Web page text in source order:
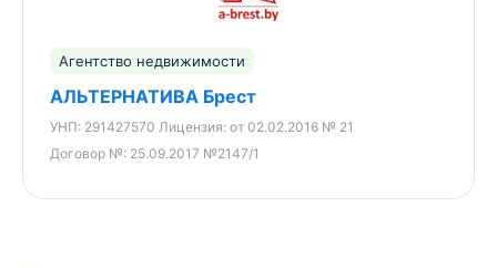
Агентство недвижимости
АЛЬТЕРНАТИВА Брест
УНП: 291427570 Лицензия: от 02.02.2016 № 21
Договор №: 25.09.2017 №2147/1